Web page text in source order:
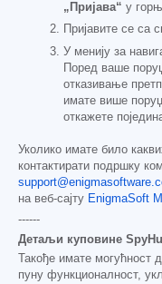
„Пријава“ у
Пријавите се са
У менију за
Поред ваше
отказивање
имате више
откажете
Уколико имате било
контактирати подршку
на веб-сајту EnigmaSoft
------
Детаљи куповине
Такође имате могућност
пуну функционалност,